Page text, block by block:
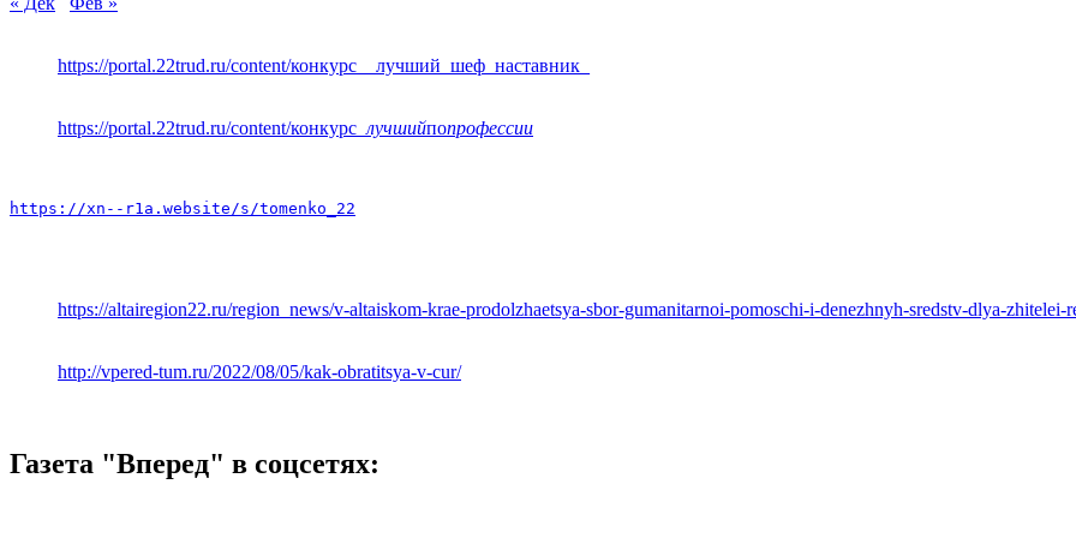
https://portal.22trud.ru/content/конкурс__лучший_шеф_наставник_
https://portal.22trud.ru/content/конкурс _лучшийпопрофессии
https://xn--r1a.website/s/tomenko_22
https://altairegion22.ru/region_news/v-altaiskom-krae-prodolzhaetsya-sbor-gumanitarnoi-pomoschi-i-denezhnyh-sredstv-dlya-
http://vpered-tum.ru/2022/08/05/kak-obratitsya-v-cur/
Газета "Вперед" в соцсетях: